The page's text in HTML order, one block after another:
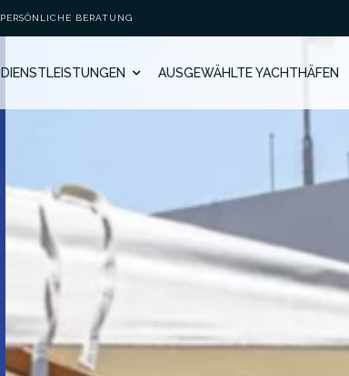
PERSÖNLICHE BERATUNG
DIENSTLEISTUNGEN AUSGEWÄHLTE YACHTHÄFEN